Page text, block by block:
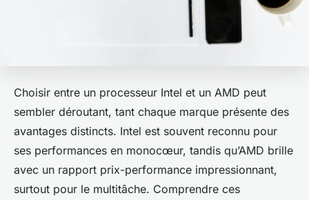
Choisir entre un processeur Intel et un AMD peut
sembler déroutant, tant chaque marque présente des
avantages distincts. Intel est souvent reconnu pour
ses performances en monocœur, tandis qu’AMD brille
avec un rapport prix-performance impressionnant,
surtout pour le multitâche. Comprendre ces